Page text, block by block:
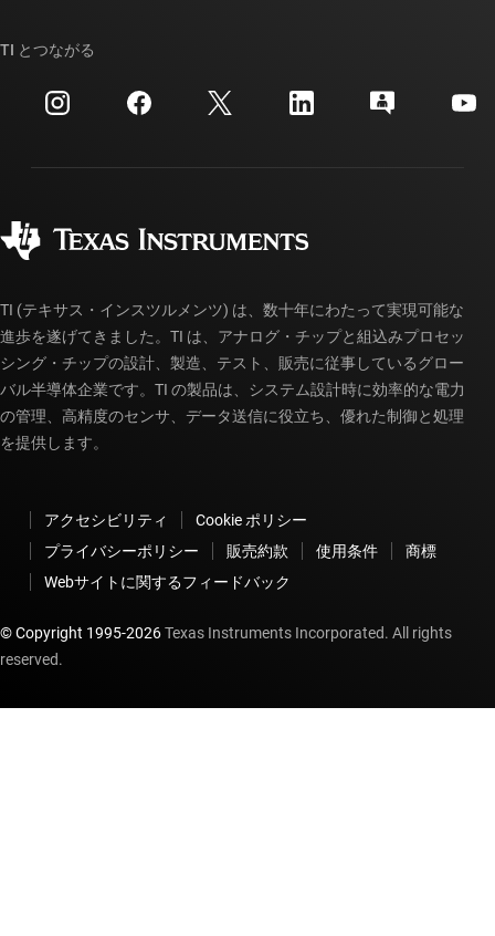
投資家向け情報
製造
クロスリファレンス検索
カスタマー・サポート・センター
myTI アカウントの FAQ
ご注文に関する FAQ
TI とつながる
TI (テキサス・インスツルメンツ) は、数十年にわたって実現可能な
進歩を遂げてきました。TI は、アナログ・チップと組込みプロセッ
シング・チップの設計、製造、テスト、販売に従事しているグロー
バル半導体企業です。TI の製品は、システム設計時に効率的な電力
の管理、高精度のセンサ、データ送信に役立ち、優れた制御と処理
を提供します。
アクセシビリティ
Cookie ポリシー
プライバシーポリシー
販売約款 使用条件
商標
Webサイトに関するフィードバック
© Copyright 1995-2026Texas Instruments Incorporated. All rights
reserved.